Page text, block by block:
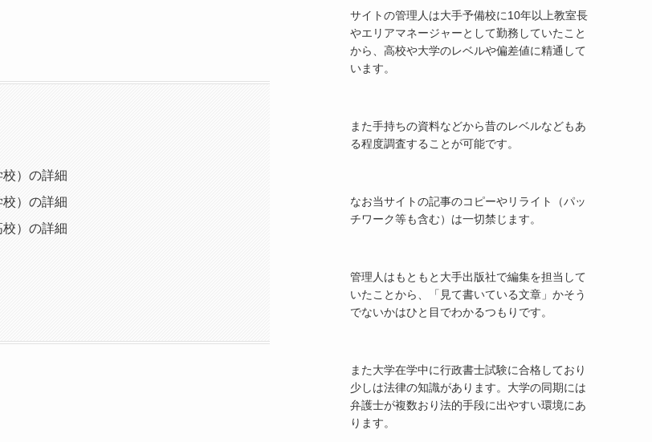
）の詳細
）の詳細
）の詳細
サイトの管理人は大手予備校に10年以上教室長
やエリアマネージャーとして勤務していたこと
から、高校や大学のレベルや偏差値に精通して
います。
また手持ちの資料などから昔のレベルなどもあ
る程度調査することが可能です。
なお当サイトの記事のコピーやリライト（パッ
チワーク等も含む）は一切禁じます。
管理人はもともと大手出版社で編集を担当して
いたことから、「見て書いている文章」かそう
でないかはひと目でわかるつもりです。
また大学在学中に行政書士試験に合格しており
少しは法律の知識があります。大学の同期には
弁護士が複数おり法的手段に出やすい環境にあ
ります。